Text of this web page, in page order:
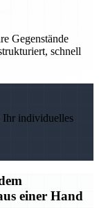
Gegenstände
schnell
Ihr individuelles
einer Hand